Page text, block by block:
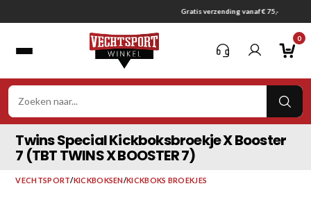
naar
Gratis verzending vanaf € 75,-
0
Twins Special Kickboksbroekje X Booster
7 (TBT TWINS X BOOSTER 7)
VECHTSPORT/KICKBOKSEN/KICKBOKS BROEKJES